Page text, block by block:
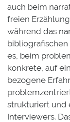
auch beim
freien
während das
bibliografischen
es, beim
konkrete, auf
bezogene
strukturiert und
Interviewers.